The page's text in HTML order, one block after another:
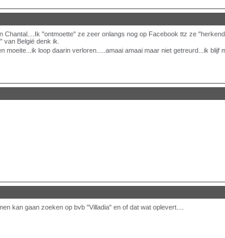
"ontmoette" ze zeer onlangs nog op Facebook ttz ze
België denk ik.
moeite...ik loop daarin verloren.....amaai amaai maar niet getreurd...ik blijf
kan gaan zoeken op bvb "Villadia" en of dat wat oplevert....